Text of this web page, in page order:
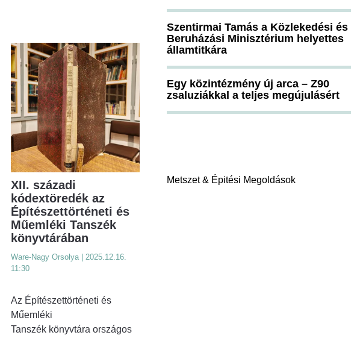
XII. századi
kódextöredék az
Építészettörténeti és
Műemléki Tanszék
könyvtárában
Ware-Nagy Orsolya | 2025.12.16.
11:30
Az Építészettörténeti és
Műemléki
Tanszék könyvtára országos
Szentirmai Tamás a Közlekedési és
Beruházási Minisztérium helyettes
államtitkára
Egy közintézmény új arca – Z90
zsaluziákkal a teljes megújulásért
Metszet & Épitési Megoldások